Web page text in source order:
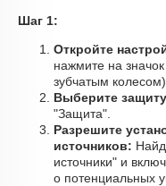
Шаг 1:
Откройте
нажмите на
зубчатым колесом).
Выберите
"Защита".
Разрешите
источников:
источники" и
о потенциальных